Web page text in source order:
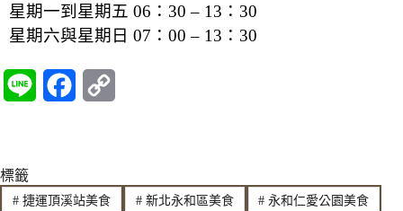
星期一到星期五 06：30 – 13：30
星期六與星期日 07：00 – 13：30
e e y
標籤
#捷運頂溪站美食 #新北永和區美食 # 永和仁愛公園美食